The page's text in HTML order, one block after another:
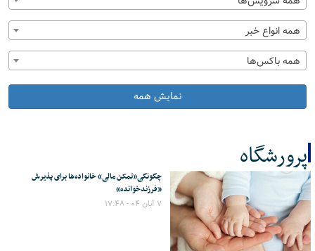
همه انواع خبر
همه باکس‌ها
نمایش همه
پرورشگاه
کل اخبار:1
چگونگی«تمکن مالی» خانواده‌ها برای پذیرش
«فرزندخوانده»
۷ آبان ۰۴ - ۱۷:۴۸